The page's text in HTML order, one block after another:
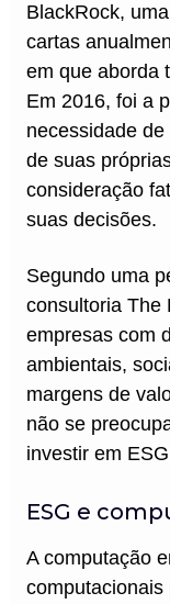
BlackRock,
cartas
em que aborda
Em 2016, foi a
necessidade
de suas
consideração
suas decisões.
Segundo uma
consultoria The
empresas com
ambientais,
margens de
não se
investir em
ESG e
A computação
computacionais